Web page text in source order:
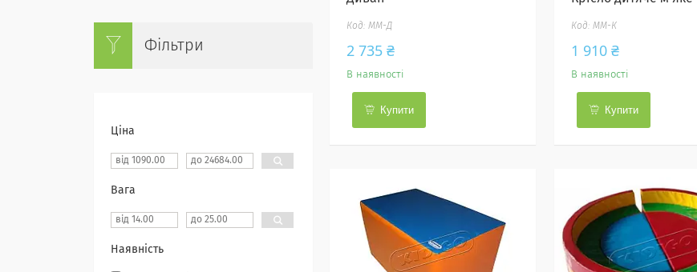
ММ-Д
2 735 ₴
В наявності
Купити
ММ-К
1 910 ₴
В наявності
Купити
Фільтри
Ціна
Вага
Наявність